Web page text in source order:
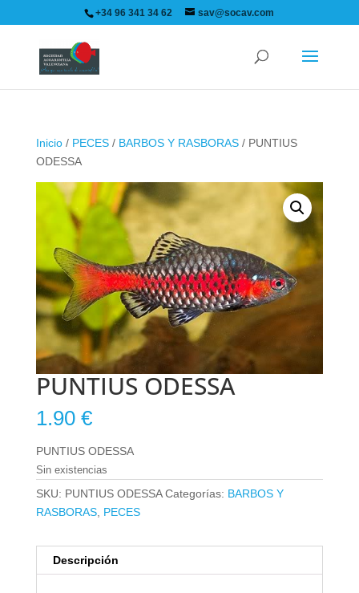
+34 96 341 34 62 sav@socav.com
Inicio/ PECES/ BARBOS Y RASBORAS/ PUNTIUS
ODESSA
PUNTIUS ODESSA
1.90 €
PUNTIUS ODESSA
Sin existencias
SKU: PUNTIUS ODESSA Categorías: BARBOS Y
RASBORAS, PECES
Descripción